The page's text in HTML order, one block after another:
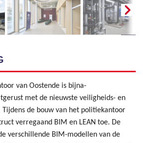
van Oostende is bijna-
met de nieuwste veiligheids- en
de bouw van het politiekantoor
verregaand BIM en LEAN toe. De
verschillende BIM-modellen van de